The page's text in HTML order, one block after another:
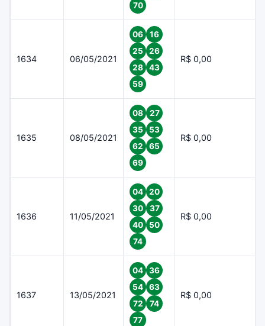
70
1634 06/05/2021
06
16
25
26
28
43
59
R$ 0,00
1635 08/05/2021
08
27
35
53
62
65
69
R$ 0,00
1636 11/05/2021
04
20
30
37
40
50
74
R$ 0,00
1637 13/05/2021
04
36
54
63
72
74
77
R$ 0,00